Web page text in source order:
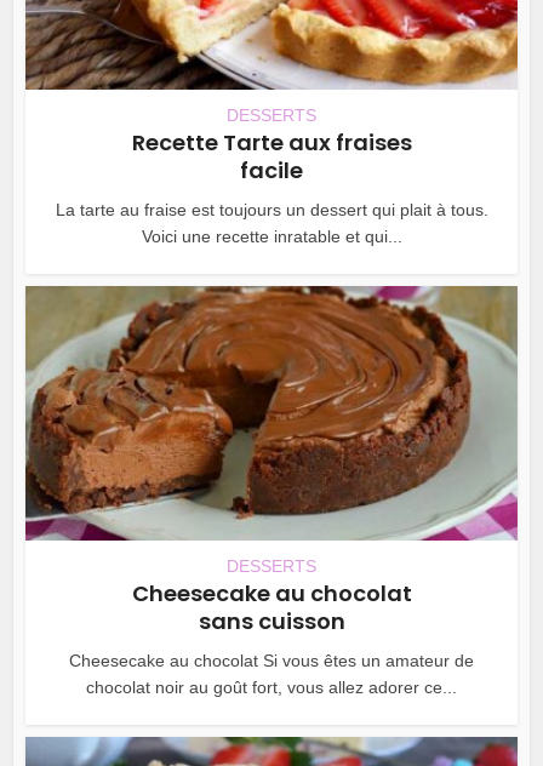
DESSERTS
Recette Tarte aux fraises
facile
La tarte au fraise est toujours un dessert qui plait à tous.
Voici une recette inratable et qui...
DESSERTS
Cheesecake au chocolat
sans cuisson
Cheesecake au chocolat Si vous êtes un amateur de
chocolat noir au goût fort, vous allez adorer ce...